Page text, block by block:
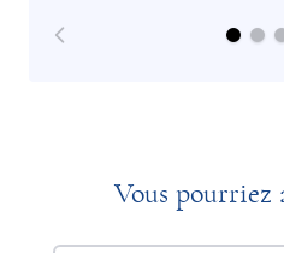
Vous pourriez